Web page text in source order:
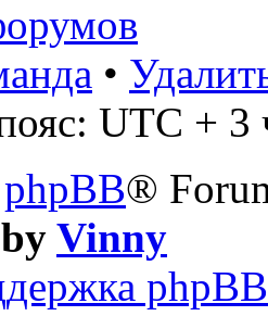
•
UTC + 3
phpBB®
Vinny
phpBB